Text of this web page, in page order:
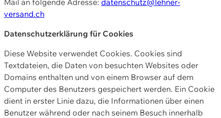
versand.ch
Datenschutzerklärung für Cookies
Diese Website verwendet Cookies. Cookies sind
Textdateien, die Daten von besuchten Websites oder
Domains enthalten und von einem Browser auf dem
Computer des Benutzers gespeichert werden. Ein Cookie
dient in erster Linie dazu, die Informationen über einen
Benutzer während oder nach seinem Besuch innerhalb